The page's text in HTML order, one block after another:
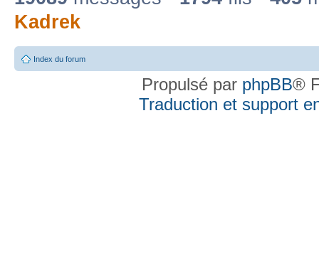
Kadrek
Index du forum
Propulsé par phpBB®
Traduction et support